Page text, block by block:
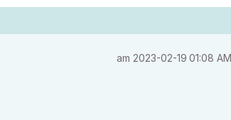
am ‎2023-02-19 01:08 AM